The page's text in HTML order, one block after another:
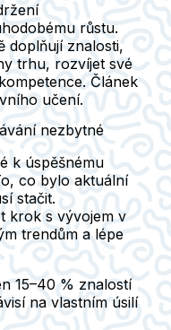
růstu.
doplňují znalosti,
trhu, rozvíjet své
Článek
učení.
nezbytné
k úspěšnému
co bylo aktuální
stačit.
krok s vývojem v
trendům a lépe
15–40 % znalostí
na vlastním úsilí